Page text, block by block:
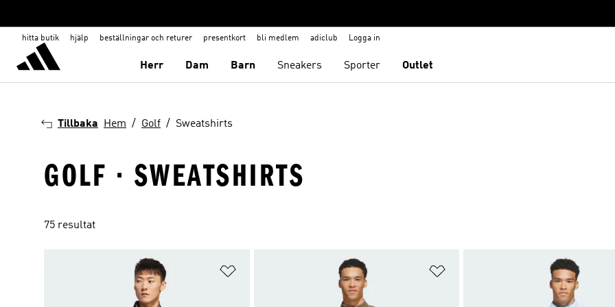
hitta butik hjälp beställningar och returer presentkort bli medlem adiclub Logga in
Herr Dam Barn Sneakers Sporter Outlet
Tillbaka Hem Golf Sweatshirts
GOLF · SWEATSHIRTS
75 resultat
Lägg till på önskelistan Lägg till på önskelistan